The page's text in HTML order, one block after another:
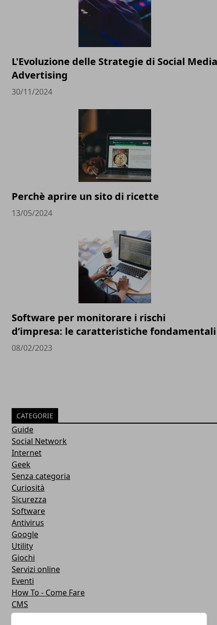
L'Evoluzione delle Strategie di Social Media
Advertising
30/11/2024
Perchè aprire un sito di ricette
13/05/2024
Software per monitorare i rischi
d’impresa: le caratteristiche fondamentali
08/02/2023
CATEGORIE
Guide
Social Network
Internet
Geek
Senza categoria
Curiosità
Sicurezza
Software
Antivirus
Google
Utility
Giochi
Servizi online
Eventi
How To - Come Fare
CMS
Smartphone